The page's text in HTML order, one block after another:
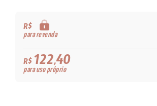
R$
para revenda
R$122,40
para uso próprio